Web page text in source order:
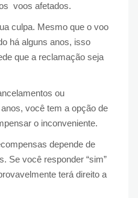
voos afetados.
culpa. Mesmo que o voo
há alguns anos, isso
que a reclamação seja
ou
você tem a opção de
o inconveniente.
depende de
Se você responder “sim”
terá direito a